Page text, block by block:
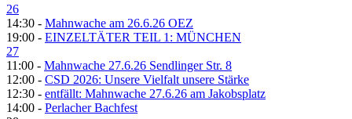
26
14:30 - Mahnwache am 26.6.26 OEZ
19:00 - EINZELTÄTER TEIL 1: MÜNCHEN
27
11:00 - Mahnwache 27.6.26 Sendlinger Str. 8
12:00 - CSD 2026: Unsere Vielfalt unsere Stärke
12:30 - entfällt: Mahnwache 27.6.26 am Jakobsplatz
14:00 - Perlacher Bachfest